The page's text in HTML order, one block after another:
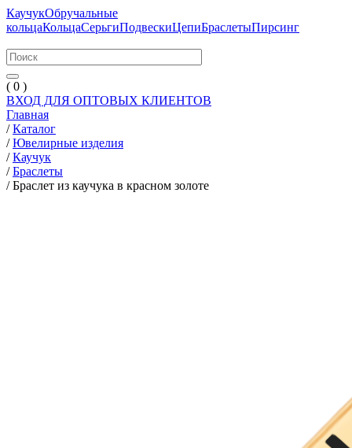
КаучукОбручальные
кольцаКольцаСерьгиПодвескиЦепиБраслетыПирсинг
( 0 )
ВХОД ДЛЯ ОПТОВЫХ КЛИЕНТОВ
Главная
/ Каталог
/ Ювелирные изделия
/ Каучук
/ Браслеты
/ Браслет из каучука в красном золоте